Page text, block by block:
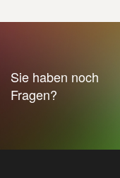
Sie haben noch
Fragen?